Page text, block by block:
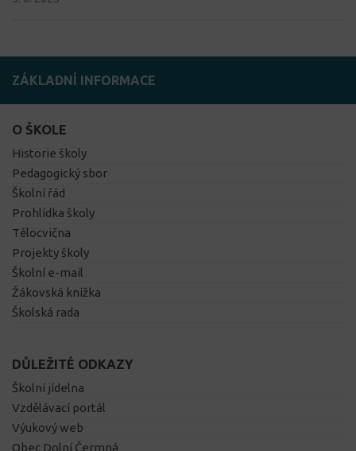
ZÁKLADNÍ INFORMACE
O ŠKOLE
Historie školy
Pedagogický sbor
Školní řád
Prohlídka školy
Tělocvična
Projekty školy
Školní e-mail
Žákovská knížka
Školská rada
DŮLEŽITÉ ODKAZY
Školní jídelna
Vzdělávací portál
Výukový web
Obec Dolní Čermná